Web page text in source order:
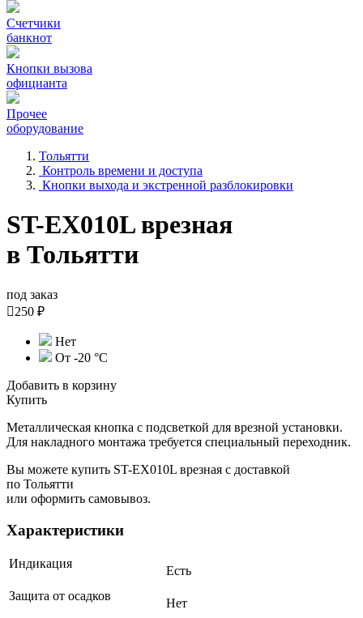
Счетчики
банкнот
Кнопки вызова
официанта
Прочее
оборудование
Тольятти
Контроль времени и доступа
Кнопки выхода и экстренной разблокировки
ST-EX010L врезная
в Тольятти
под заказ
250 ₽
Нет
От -20 °С
Добавить в корзину
Купить
Металлическая кнопка с подсветкой для врезной установки.
Для накладного монтажа требуется специальный переходник.
Вы можете купить ST-EX010L врезная с доставкой
по Тольятти
или оформить самовывоз.
Характеристики
Индикация
Есть
Защита от осадков
Нет